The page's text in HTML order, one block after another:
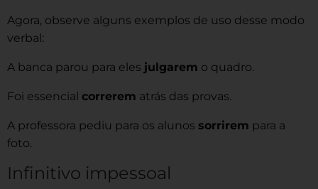
Agora, observe alguns exemplos de uso desse modo
verbal:
A banca parou para eles julgarem o quadro.
Foi essencial correrem atrás das provas.
A professora pediu para os alunos sorrirem para a
foto.
Infinitivo impessoal